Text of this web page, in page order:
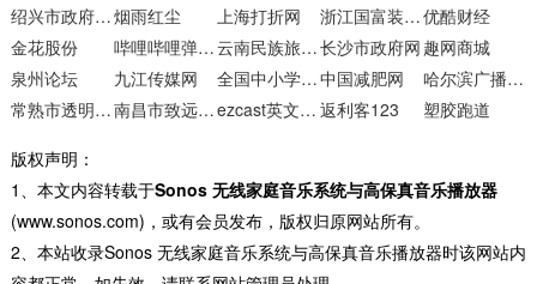
绍兴市政府门户网站烟雨红尘 上海打折网 浙江国富装饰设计工程优酷财经
金花股份
哔哩哔哩弹幕视频网 云南民族旅游网长沙市政府网 趣网商城
泉州论坛
九江传媒网 全国中小学数据库_全国中小学排名中国减肥网
哈尔滨广播电视台
常熟市透明售房网
南昌市致远双语学校 ezcast英文官网 返利客123 塑胶跑道
版权声明：
1、本文内容转载于Sonos 无线家庭音乐系统与高保真音乐播放器
(www.sonos.com)，或有会员发布，版权归原网站所有。
2、本站收录Sonos 无线家庭音乐系统与高保真音乐播放器时该网站内